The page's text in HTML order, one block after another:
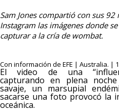
Sam Jones compartió con sus
Instagram las imágenes donde
capturar a la cría de wombat.
Con información de EFE | Australia. |
El video de una
capturando en plena
savaje, un marsupial
sacarse una foto provocó la
oceánica.